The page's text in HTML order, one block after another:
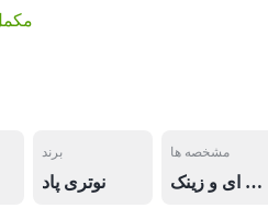
برند
نوتری پاد
مشخصه ها
حاوی کلاژن هیدرولیز شده دریایی، هیالورونیک اسید، عصاره گیاه بامبو، بیوتین، ویتامین سی، ویتامین ای و زینک